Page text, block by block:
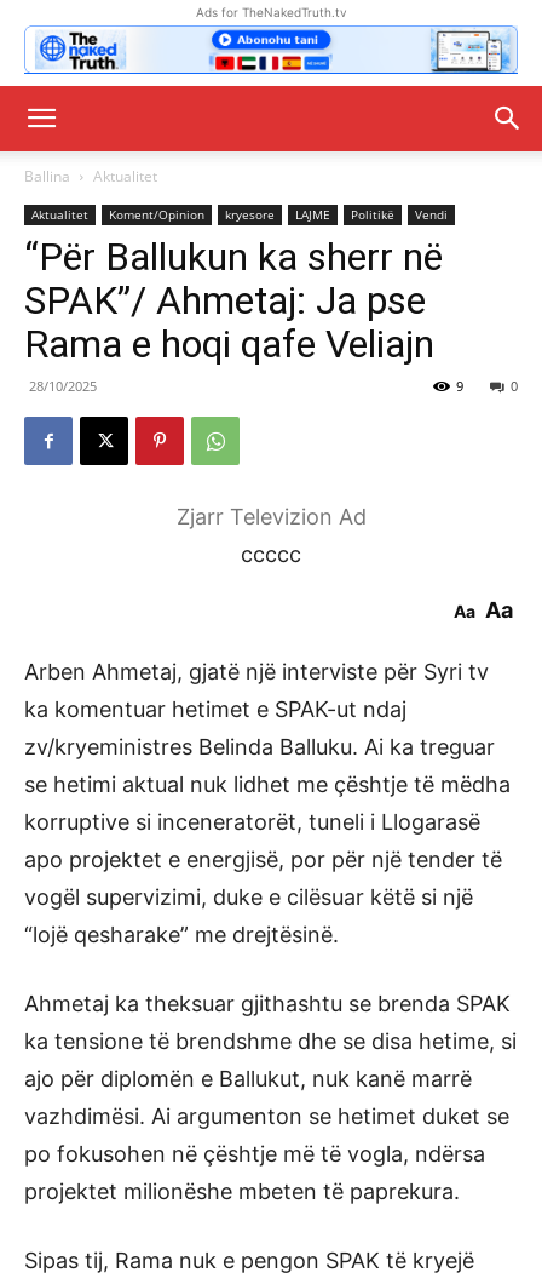
Ads for TheNakedTruth.tv
Ballina Aktualitet
Aktualitet Koment/Opinion kryesore LAJME Politikë Vendi
“Për Ballukun ka sherr në
SPAK”/ Ahmetaj: Ja pse
Rama e hoqi qafe Veliajn
28/10/2025 0
9
Zjarr Televizion Ad
ccccc
Aa Aa
Arben Ahmetaj, gjatë një interviste për Syri tv
ka komentuar hetimet e SPAK-ut ndaj
zv/kryeministres Belinda Balluku. Ai ka treguar
se hetimi aktual nuk lidhet me çështje të mëdha
korruptive si inceneratorët, tuneli i Llogarasë
apo projektet e energjisë, por për një tender të
vogël supervizimi, duke e cilësuar këtë si një
“lojë qesharake” me drejtësinë.
Ahmetaj ka theksuar gjithashtu se brenda SPAK
ka tensione të brendshme dhe se disa hetime, si
ajo për diplomën e Ballukut, nuk kanë marrë
vazhdimësi. Ai argumenton se hetimet duket se
po fokusohen në çështje më të vogla, ndërsa
projektet milionëshe mbeten të paprekura.
Sipas tij, Rama nuk e pengon SPAK të kryejë